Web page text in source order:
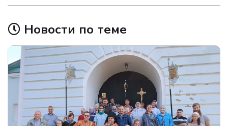
Новости по теме